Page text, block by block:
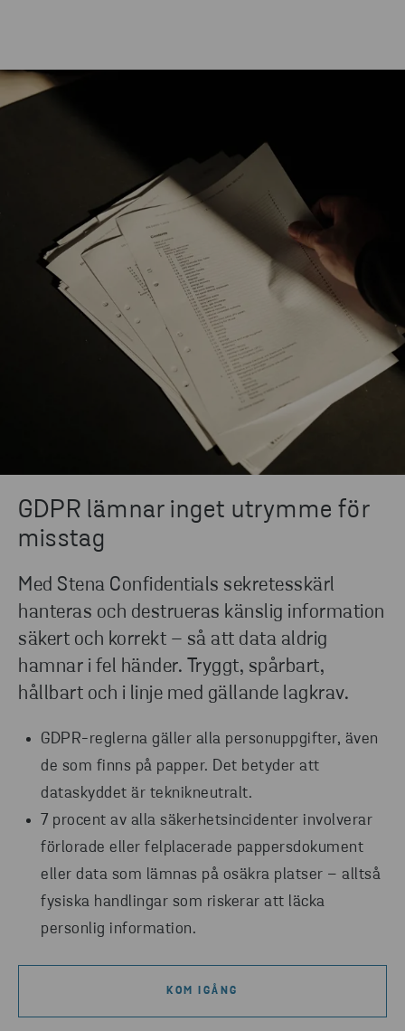
GDPR lämnar inget utrymme för
misstag
Med Stena Confidentials sekretesskärl
hanteras och destrueras känslig information
säkert och korrekt – så att data aldrig
hamnar i fel händer. Tryggt, spårbart,
hållbart och i linje med gällande lagkrav.
GDPR-reglerna gäller alla personuppgifter, även
de som finns på papper. Det betyder att
dataskyddet är teknikneutralt.
7 procent av alla säkerhetsincidenter involverar
förlorade eller felplacerade pappersdokument
eller data som lämnas på osäkra platser – alltså
fysiska handlingar som riskerar att läcka
personlig information.
KOM IGÅNG